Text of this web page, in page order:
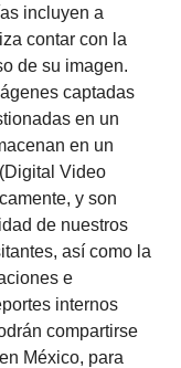
incluyen a
contar con la
de su imagen.
captadas
en un
en un
Video
y son
de nuestros
así como la
e
internos
compartirse
México, para